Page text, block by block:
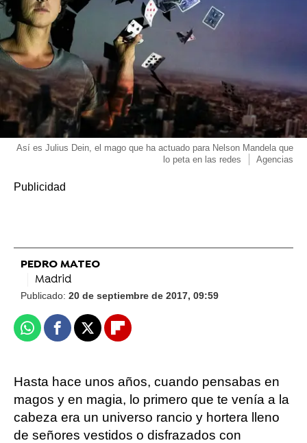
Así es Julius Dein, el mago que ha actuado para Nelson Mandela que
lo peta en las redes
Agencias
PEDRO MATEO
Madrid
Publicado: 20 de septiembre de 2017, 09:59
WhatsappFacebook
X Flipboard
Hasta hace unos años, cuando pensabas en
magos y en magia, lo primero que te venía a la
cabeza era un universo rancio y hortera lleno
de señores vestidos o disfrazados con